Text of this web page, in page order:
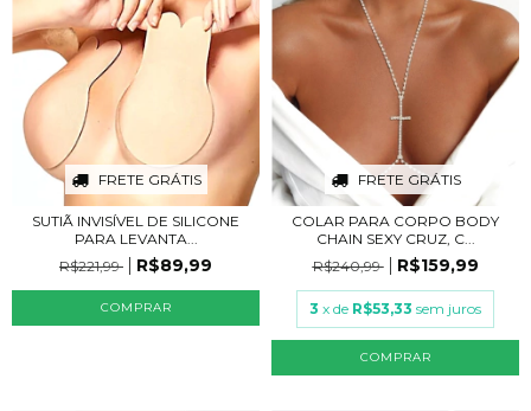
FRETE GRÁTIS
SUTIÃ INVISÍVEL DE SILICONE
PARA LEVANTA...
R$221,99
R$89,99
COMPRAR
FRETE GRÁTIS
COLAR PARA CORPO BODY
CHAIN SEXY CRUZ, C...
R$240,99
R$159,99
3 x de R$53,33 sem juros
COMPRAR